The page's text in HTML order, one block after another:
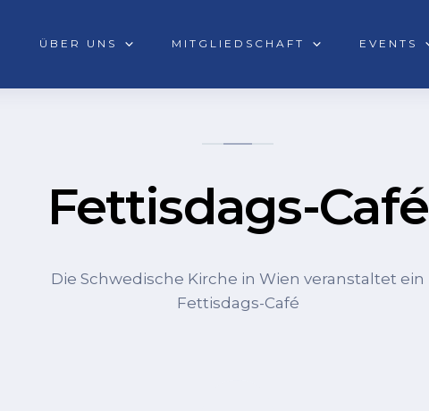
ÜBER UNS MITGLIEDSCHAFT EVENTS
Fettisdags-Café
Die Schwedische Kirche in Wien veranstaltet ein
Fettisdags-Café